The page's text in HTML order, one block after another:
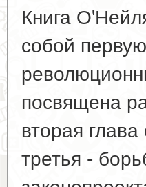
Книга
собой
посвящена
вторая
третья -